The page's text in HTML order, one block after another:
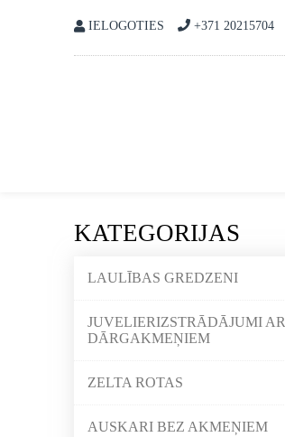
IELOGOTIES +371 20215704
KATEGORIJAS
LAULĪBAS GREDZENI
JUVELIERIZSTRĀDĀJUMI AR
DĀRGAKMEŅIEM
ZELTA ROTAS
AUSKARI BEZ AKMEŅIEM